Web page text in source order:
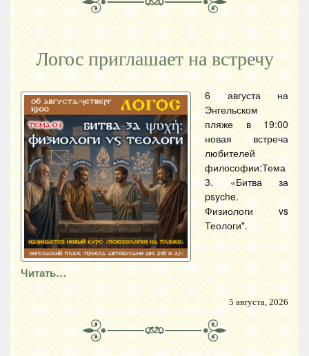
Логос приглашает на встречу
6 августа на
Энгельском
пляже в 19:00
новая встреча
любителей
философии:Тема
3. «Битва за
psyche.
Физиологи vs
Теологи".
Читать…
5 августа, 2026